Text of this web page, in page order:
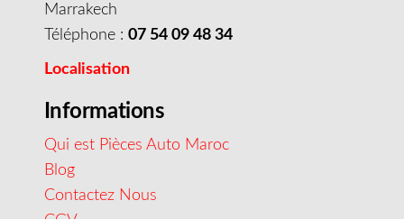
Marrakech
Téléphone : 07 54 09 48 34
Localisation
Informations
Qui est Pièces Auto Maroc
Blog
Contactez Nous